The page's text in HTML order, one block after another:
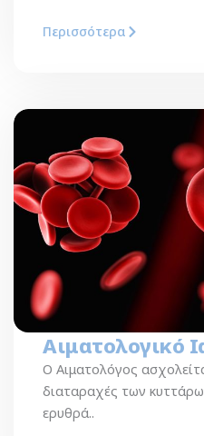
Περισσότερα
Αιματολογικό
Ο Αιματολόγος
διαταραχές των
ερυθρά..